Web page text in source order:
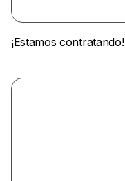
¡Estamos contratando!